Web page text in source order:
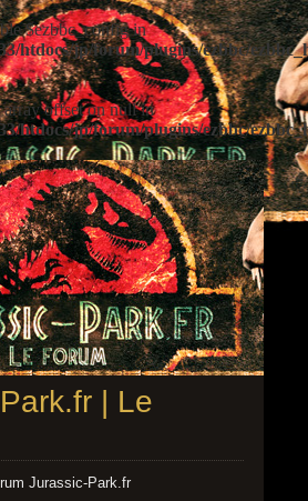
$ezbbc_config in
htdocs/jp/forum/plugins/ezbbc/
array offset on null in
htdocs/jp/forum/plugins/ezbbc/
| Le
Jurassic-Park.fr